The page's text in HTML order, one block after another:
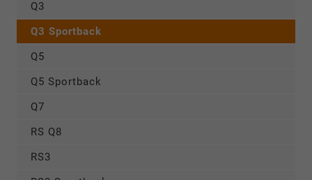
Q3
Q3 Sportback
Q5
Q5 Sportback
Q7
RS Q8
RS3